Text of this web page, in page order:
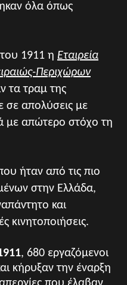
όλα όπως
1911 η Εταιρεία
Περιχώρων
τα τραμ της
απολύσεις με
με απώτερο στόχο τη
ήταν από τις πιο
στην Ελλάδα,
και
κινητοποιήσεις.
, 680 εργαζόμενοι
κήρυξαν την έναρξη